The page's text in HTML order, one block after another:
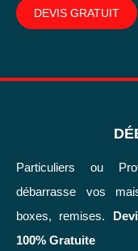
DEVIS GRATUIT
Particuliers ou
débarrasse vos
boxes, remises.
100% Gratuite